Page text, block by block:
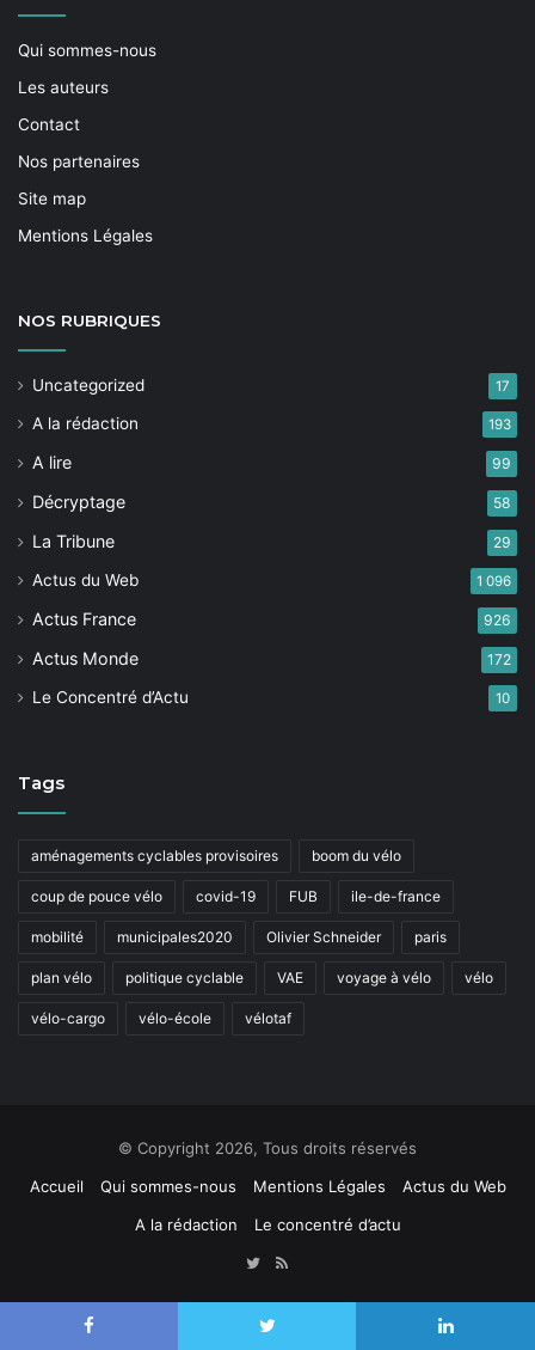
Qui sommes-nous
Les auteurs
Contact
Nos partenaires
Site map
Mentions Légales
NOS RUBRIQUES
Uncategorized 17
A la rédaction 193
A lire 99
Décryptage 58
La Tribune 29
Actus du Web 1 096
Actus France 926
Actus Monde 172
Le Concentré d’Actu 10
Tags
aménagements cyclables provisoires boom du vélo
coup de pouce vélo covid-19 FUB ile-de-france
mobilité municipales2020 Olivier Schneider paris
plan vélo politique cyclable VAE voyage à vélo vélo
vélo-cargo vélo-école vélotaf
© Copyright 2026, Tous droits réservés
Accueil
Qui sommes-nous Mentions Légales
Actus du Web
A la rédaction
Le concentré d’actu